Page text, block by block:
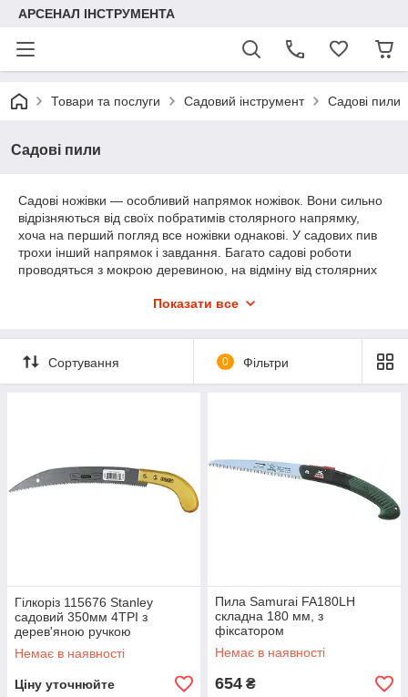
АРСЕНАЛ ІНСТРУМЕНТА
Товари та послуги Садовий інструмент Садові пили
Садові пили
Садові ножівки ― особливий напрямок ножівок. Вони сильно
відрізняються від своїх побратимів столярного напрямку,
хоча на перший погляд все ножівки однакові. У садових пив
трохи інший напрямок і завдання. Багато садові роботи
проводяться з мокрою деревиною, на відміну від столярних
деревиною теж ведуть себе по-різному. Тому садові ножівки
напрямок зубів, оскільки багато садові пилки працюють в
напрямку "на себе" а не "від себе".
Багато садові пилки мають форму дуги для швидкого і
пилка обов'язково гнучка, для роботи в щільну до інших
гілках, але при цьому досить жорстка.
Ймовірно, що ви навіть не замислювалися, що вибір садових
Показати все
Сортування 0 Фільтри
Гілкоріз 115676 Stanley
садовий 350мм 4TPI з
дерев'яною ручкою
Немає в наявності
Ціну уточнюйте
Пила Samurai FA180LH
складна 180 мм, з
фіксатором
Немає в наявності
654 ₴